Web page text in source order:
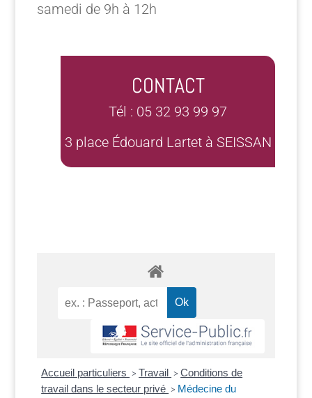
samedi de 9h à 12h
CONTACT
Tél : 05 32 93 99 97
3 place Édouard Lartet à SEISSAN
Accueil particuliers > Travail > Conditions de
travail dans le secteur privé > Médecine du